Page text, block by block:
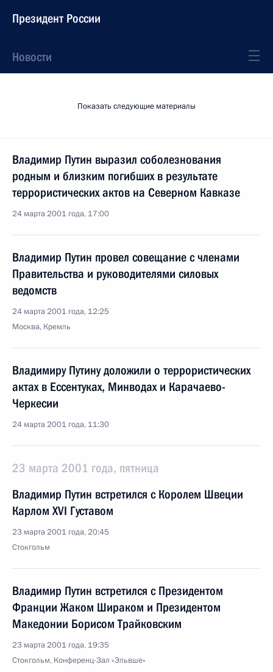
Президент России
Новости
Показать следующие материалы
Владимир Путин выразил соболезнования
родным и близким погибших в результате
террористических актов на Северном Кавказе
24 марта 2001 года, 17:00
Владимир Путин провел совещание с членами
Правительства и руководителями силовых
ведомств
24 марта 2001 года, 12:25
Москва, Кремль
Владимиру Путину доложили о террористических
актах в Ессентуках, Минводах и Карачаево-
Черкесии
24 марта 2001 года, 11:30
23 марта 2001 года, пятница
Владимир Путин встретился с Королем Швеции
Карлом XVI Густавом
23 марта 2001 года, 20:45
Стокгольм
Владимир Путин встретился с Президентом
Франции Жаком Шираком и Президентом
Македонии Борисом Трайковским
23 марта 2001 года, 19:35
Стокгольм, Конференц-Зал «Эльвше»